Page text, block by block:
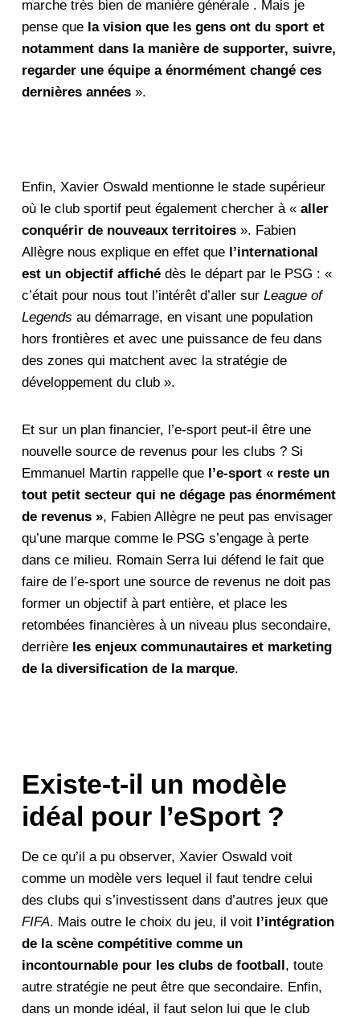
marche très bien de manière générale . Mais je
pense que la vision que les gens ont du sport et
notamment dans la manière de supporter, suivre,
regarder une équipe a énormément changé ces
dernières années ».
Enfin, Xavier Oswald mentionne le stade supérieur
où le club sportif peut également chercher à «aller
conquérir de nouveaux territoires ». Fabien
Allègre nous explique en effet que l’international
est un objectif affiché dès le départ par le PSG : «
c’était pour nous tout l’intérêt d’aller surLeague of
Legends au démarrage, en visant une population
hors frontières et avec une puissance de feu dans
des zones qui matchent avec la stratégie de
développement du club ».
Et sur un plan financier, l’e-sport peut-il être une
nouvelle source de revenus pour les clubs ? Si
Emmanuel Martin rappelle que l’e-sport « reste un
tout petit secteur qui ne dégage pas énormément
de revenus », Fabien Allègre ne peut pas envisager
qu’une marque comme le PSG s’engage à perte
dans ce milieu. Romain Serra lui défend le fait que
faire de l’e-sport une source de revenus ne doit pas
former un objectif à part entière, et place les
retombées financières à un niveau plus secondaire,
derrière les enjeux communautaires et marketing
de la diversification de la marque.
Existe-t-il un modèle
idéal pour l’eSport ?
De ce qu’il a pu observer, Xavier Oswald voit
comme un modèle vers lequel il faut tendre celui
des clubs qui s’investissent dans d’autres jeux que
FIFA. Mais outre le choix du jeu, il voit l’intégration
de la scène compétitive comme un
incontournable pour les clubs de football, toute
autre stratégie ne peut être que secondaire. Enfin,
dans un monde idéal, il faut selon lui que le club